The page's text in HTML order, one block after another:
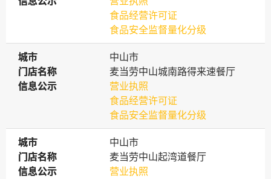
食品经营许可证
食品安全监督量化分级
城市
城市
中山市
门店名称
门店名称
麦当劳中山城南路得来速餐厅
信息公示
信息公示
营业执照
食品经营许可证
食品安全监督量化分级
城市
城市
中山市
门店名称
门店名称
麦当劳中山起湾道餐厅
信息公示
信息公示
营业执照